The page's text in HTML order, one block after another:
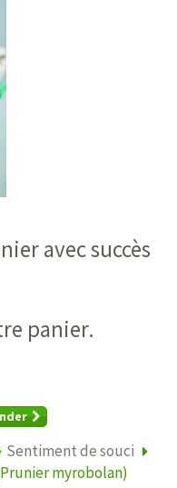
avec succès
panier.
Sentiment de souci
myrobolan)